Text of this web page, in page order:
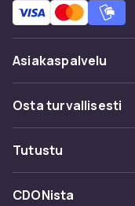
Asiakaspalvelu
Usein kysyttyä (UKK)
Seuraa pakettia
Ota yhteyttä
Osta turvallisesti
Maksuvaihtoehdot
Toimitus
Tutustu
Kategoriat
CDONista